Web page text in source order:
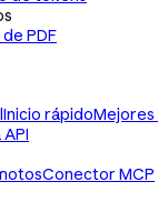
PDF
Inicio rápido
API
Conector MCP